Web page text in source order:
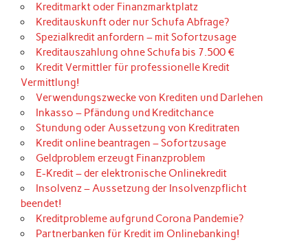
Kreditmarkt oder Finanzmarktplatz
Kreditauskunft oder nur Schufa Abfrage?
Spezialkredit anfordern – mit Sofortzusage
Kreditauszahlung ohne Schufa bis 7.500 €
Kredit Vermittler für professionelle Kredit
Vermittlung!
Verwendungszwecke von Krediten und Darlehen
Inkasso – Pfändung und Kreditchance
Stundung oder Aussetzung von Kreditraten
Kredit online beantragen – Sofortzusage
Geldproblem erzeugt Finanzproblem
E-Kredit – der elektronische Onlinekredit
Insolvenz – Aussetzung der Insolvenzpflicht
beendet!
Kreditprobleme aufgrund Corona Pandemie?
Partnerbanken für Kredit im Onlinebanking!